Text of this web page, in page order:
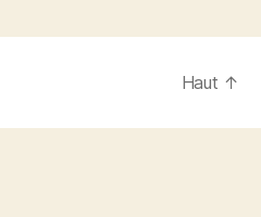
Haut ↑